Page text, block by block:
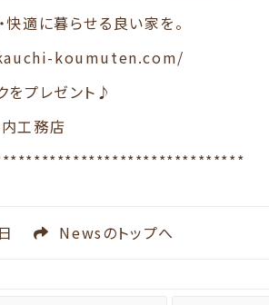
快適に暮らせる良い家を。
koumuten.com/
をプレゼント♪
工務店
Newsのトップへ